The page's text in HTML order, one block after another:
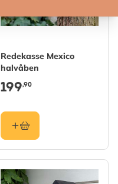
Redekasse Mexico
halvåben
199,90